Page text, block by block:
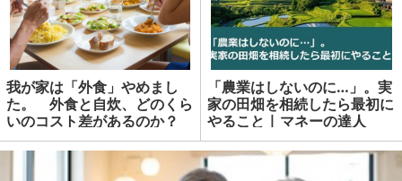
我が家は「外食」やめまし
た。 外食と自炊、どのくら
いのコスト差があるのか？
「農業はしないのに…」。実
家の田畑を相続したら最初に
やること | マネーの達人